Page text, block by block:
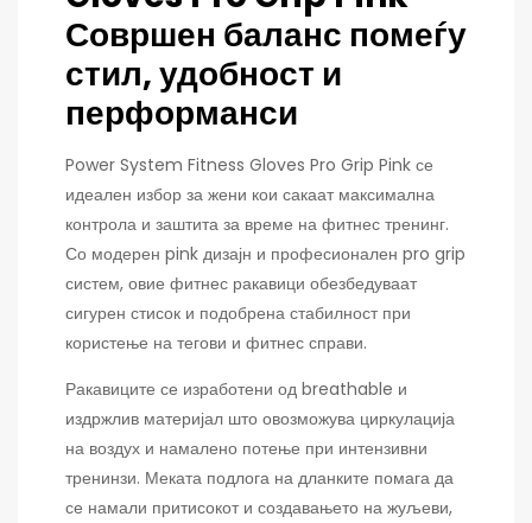
Совршен баланс помеѓу
стил, удобност и
перформанси
Power System Fitness Gloves Pro Grip Pink се
идеален избор за жени кои сакаат максимална
контрола и заштита за време на фитнес тренинг.
Со модерен pink дизајн и професионален pro grip
систем, овие фитнес ракавици обезбедуваат
сигурен стисок и подобрена стабилност при
користење на тегови и фитнес справи.
Ракавиците се изработени од breathable и
издржлив материјал што овозможува циркулација
на воздух и намалено потење при интензивни
тренинзи. Меката подлога на дланките помага да
се намали притисокот и создавањето на жуљеви,